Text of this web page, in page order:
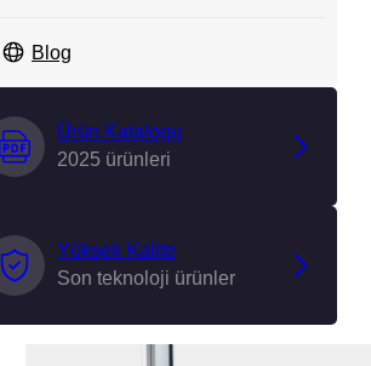
Blog
Ürün Katalogu
2025 ürünleri
Yüksek Kalite
Son teknoloji ürünler